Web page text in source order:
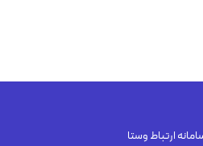
ارتباط وستا